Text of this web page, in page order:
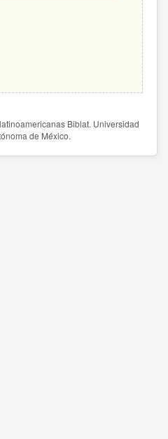
Biblat. Universidad
de México.